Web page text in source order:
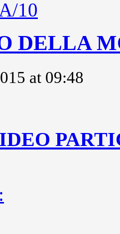
DELLA
at 09:48